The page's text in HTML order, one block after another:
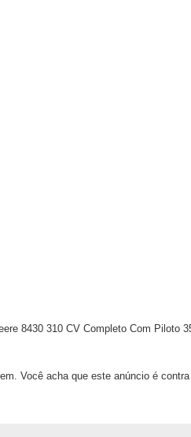
8430 310 CV Completo Com Piloto
Você acha que este anúncio é